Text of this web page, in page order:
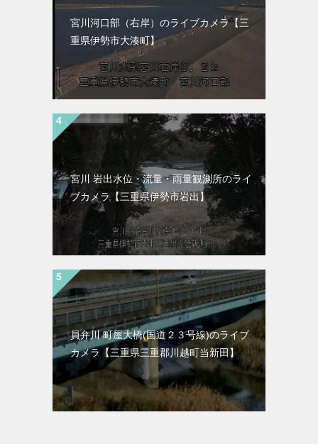
宮川河口部（右岸）のライブカメラ【三
重県伊勢市大湊町】
宮川 岩出水位・流量・雨量観測所のライ
ブカメラ【三重県伊勢市岩出】
員弁川 町屋大橋(国道２３号線)のライブ
カメラ【三重県三重郡川越町当新田】